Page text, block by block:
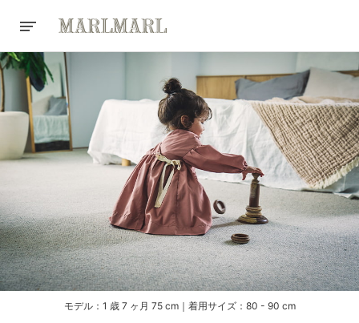
モデル：1 歳 7 ヶ月 75 cm｜着用サイズ：80 - 90 cm